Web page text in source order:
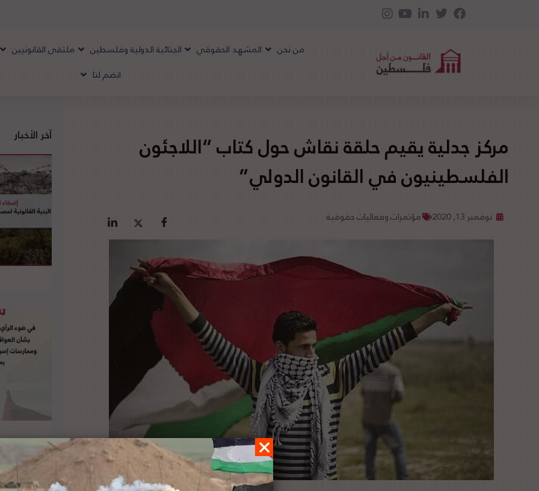
من نحن المشهد الحقوقي الجنائية الدولية وفلسطين ملتقى القانونيين
انضم لنا
مركز جدلية يقيم حلقة نقاش حول كتاب “اللاجئون
الفلسطينيون في القانون الدولي”
نوفمبر 13, 2020 مؤتمرات وفعاليات حقوقية
آخر الأخبار